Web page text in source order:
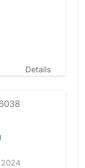
Details